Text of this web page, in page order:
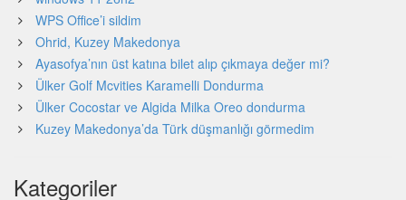
WPS Office’i sildim
Ohrid, Kuzey Makedonya
Ayasofya’nın üst katına bilet alıp çıkmaya değer mi?
Ülker Golf Mcvities Karamelli Dondurma
Ülker Cocostar ve Algida Milka Oreo dondurma
Kuzey Makedonya’da Türk düşmanlığı görmedim
Kategoriler